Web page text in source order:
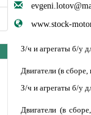
www.stock-
З/ч и агрегаты б/у
Двигатели (в
З/ч и агрегаты б/у
Двигатели (в